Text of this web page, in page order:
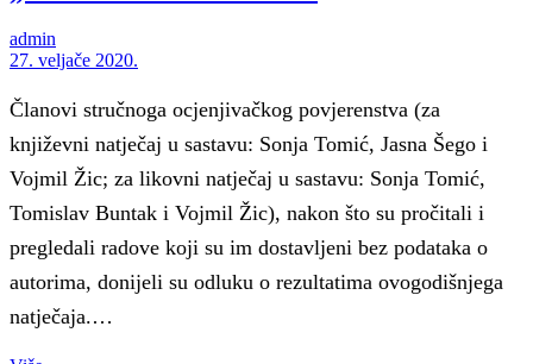
admin
27. veljače 2020.
Članovi stručnoga ocjenjivačkog povjerenstva (za
književni natječaj u sastavu: Sonja Tomić, Jasna Šego i
Vojmil Žic; za likovni natječaj u sastavu: Sonja Tomić,
Tomislav Buntak i Vojmil Žic), nakon što su pročitali i
pregledali radove koji su im dostavljeni bez podataka o
autorima, donijeli su odluku o rezultatima ovogodišnjega
natječaja.…